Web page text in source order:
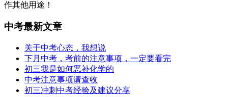
作其他用途！
中考最新文章
关于中考心态，我想说
下月中考，考前的注意事项，一定要看完
初三我是如何恶补化学的
中考注意事项请查收
初三冲刺中考经验及建议分享